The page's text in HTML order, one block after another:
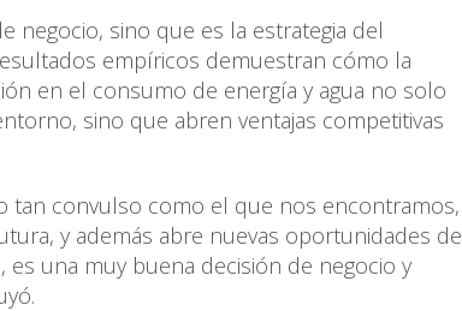
negocio, sino que es la estrategia del
empíricos demuestran cómo la
en el consumo de energía y agua no solo
sino que abren ventajas competitivas
convulso como el que nos encontramos,
y además abre nuevas oportunidades de
una muy buena decisión de negocio y